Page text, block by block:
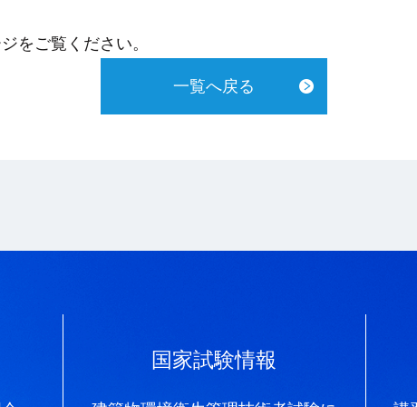
をご覧ください。
一覧へ戻る
国家試験情報